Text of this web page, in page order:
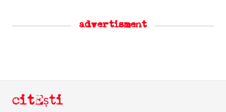
advertisment
citEști